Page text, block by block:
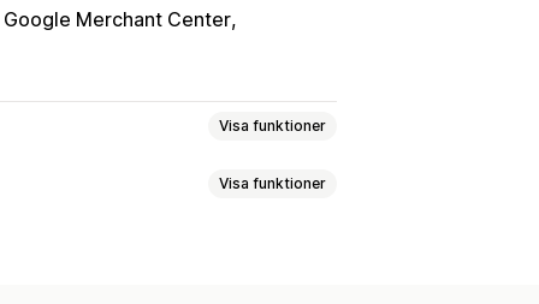
Google Merchant Center
Visa funktioner
Visa funktioner